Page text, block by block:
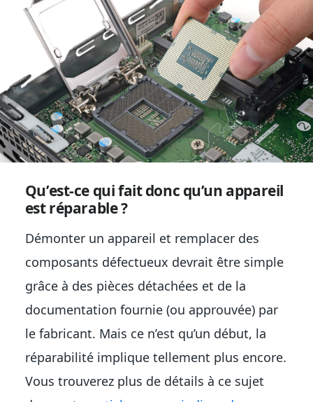
Qu’est-ce qui fait donc qu’un appareil
est réparable ?
Démonter un appareil et remplacer des
composants défectueux devrait être simple
grâce à des pièces détachées et de la
documentation fournie (ou approuvée) par
le fabricant. Mais ce n’est qu’un début, la
réparabilité implique tellement plus encore.
Vous trouverez plus de détails à ce sujet